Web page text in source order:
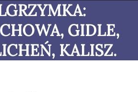
GIDLE,
KALISZ.